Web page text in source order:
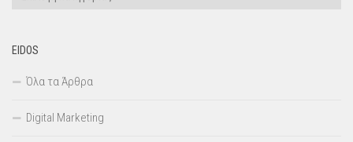
EIDOS
Όλα τα Άρθρα
Digital Marketing